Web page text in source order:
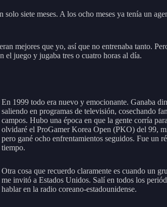
siete meses. A los ocho meses ya tenía un
mejores que yo, así que no entrenaba tanto.
el juego y jugaba tres o cuatro horas al día.
En 1999 todo era nuevo y emocionante. Ganaba
saliendo en programas de televisión, cosechando
campos. Hubo una época en que la gente corría
olvidaré el ProGamer Korea Open (PKO) del 99,
pero gané ocho enfrentamientos seguidos. Fue un
tiempo.
Otra cosa que recuerdo claramente es cuando un
me invitó a Estados Unidos. Salí en todos los
hablar en la radio coreano-estadounidense.